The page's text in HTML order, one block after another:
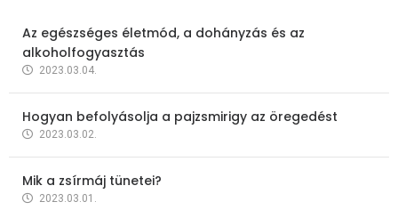
Az egészséges életmód, a dohányzás és az
alkoholfogyasztás
2023.03.04.
Hogyan befolyásolja a pajzsmirigy az öregedést
2023.03.02.
Mik a zsírmáj tünetei?
2023.03.01.